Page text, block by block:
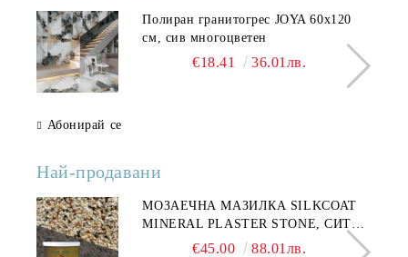
Полиран гранитогрес JOYA 60x120
см, сив многоцветен
€18.41 36.01лв.
Абонирай се
Най-продавани
МОЗАЕЧНА МАЗИЛКА SILKCOAT
MINERAL PLASTER STONE, СИТЕН
КАМЪК 406 25КГ
€45.00 88.01лв.